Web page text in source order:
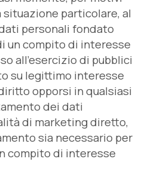
situazione particolare, al
personali fondato
un compito di interesse
all’esercizio di pubblici
su legittimo interesse
opporsi in qualsiasi
dei dati
di marketing diretto,
sia necessario per
compito di interesse